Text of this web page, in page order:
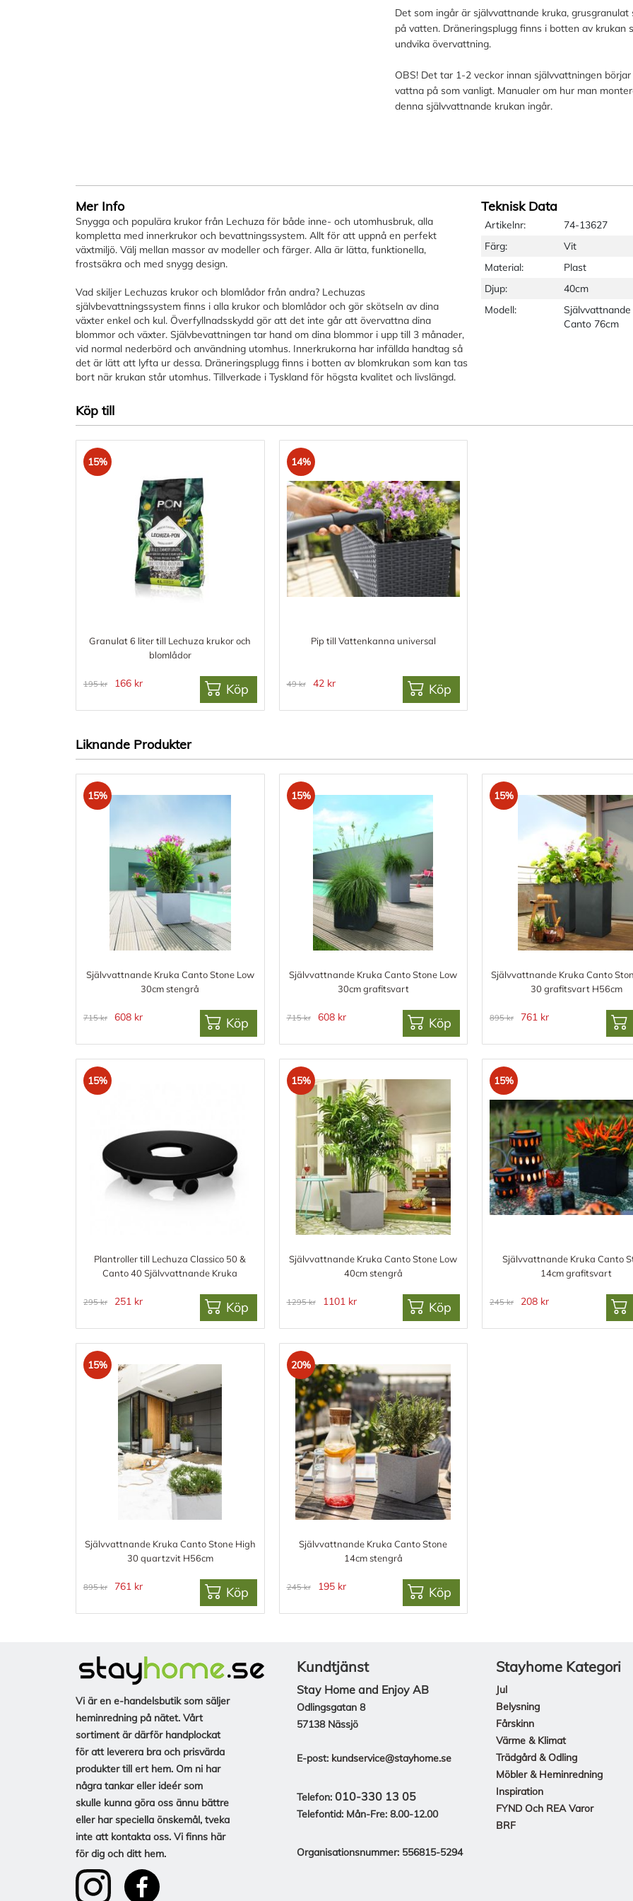
Det som ingår är självvattnande kruka,
på vatten. Dräneringsplugg finns i botten av
undvika övervattning.
OBS! Det tar 1-2 veckor innan självvattningen
vattna på som vanligt. Manualer om hur man
denna självvattnande krukan ingår.
Mer Info
Snygga och populära krukor från Lechuza för både inne- och utomhusbruk, alla
kompletta med innerkrukor och bevattningssystem. Allt för att uppnå en perfekt
växtmiljö. Välj mellan massor av modeller och färger. Alla är lätta, funktionella,
frostsäkra och med snygg design.
Vad skiljer Lechuzas krukor och blomlådor från andra? Lechuzas
självbevattningssystem finns i alla krukor och blomlådor och gör skötseln av dina
växter enkel och kul. Överfyllnadsskydd gör att det inte går att övervattna dina
blommor och växter. Självbevattningen tar hand om dina blommor i upp till 3 månader,
vid normal nederbörd och användning utomhus. Innerkrukorna har infällda handtag så
det är lätt att lyfta ur dessa. Dräneringsplugg finns i botten av blomkrukan som kan tas
bort när krukan står utomhus. Tillverkade i Tyskland för högsta kvalitet och livslängd.
Teknisk Data
Artikelnr:
74-13627
Färg:
Vit
Material:
Plast
Djup:
40cm
Modell:
Canto 76cm
Köp till
15%
Granulat 6 liter till Lechuza krukor och
blomlådor
195 kr 166 kr Köp
14%
Pip till Vattenkanna universal
49 kr 42 kr Köp
Liknande Produkter
15%
Självvattnande Kruka Canto Stone Low
30cm stengrå
715 kr 608 kr Köp
15%
Självvattnande Kruka Canto Stone Low
30cm grafitsvart
715 kr 608 kr Köp
15%
Självvattnande Kruka Canto
30 grafitsvart H56cm
895 kr 761 kr
15%
Plantroller till Lechuza Classico 50 &
Canto 40 Självvattnande Kruka
295 kr 251 kr Köp
15%
Självvattnande Kruka Canto Stone Low
40cm stengrå
1295 kr 1101 kr Köp
15%
Självvattnande Kruka Canto
14cm grafitsvart
245 kr 208 kr
15%
Självvattnande Kruka Canto Stone High
30 quartzvit H56cm
895 kr 761 kr Köp
20%
Självvattnande Kruka Canto Stone
14cm stengrå
245 kr 195 kr Köp
Vi är en e-handelsbutik som säljer
heminredning på nätet. Vårt
sortiment är därför handplockat
för att leverera bra och prisvärda
produkter till ert hem. Om ni har
några tankar eller ideér som
skulle kunna göra oss ännu bättre
eller har speciella önskemål, tveka
inte att kontakta oss. Vi finns här
för dig och ditt hem.
Kundtjänst
Stay Home and Enjoy AB
Odlingsgatan 8
57138 Nässjö
E-post: kundservice@stayhome.se
Telefon: 010-330 13 05
Telefontid: Mån-Fre: 8.00-12.00
Organisationsnummer: 556815-5294
Stayhome Kategori
Jul
Belysning
Fårskinn
Värme & Klimat
Trädgård & Odling
Möbler & Heminredning
Inspiration
FYND Och REA Varor
BRF